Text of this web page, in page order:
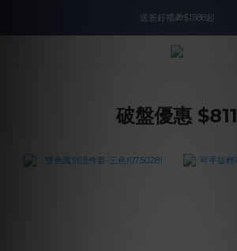
入會即領$888購物金🙌
送爸好禮🎁$1588起
滿$2000現折$100👏累計無上限
破盤優惠 $811